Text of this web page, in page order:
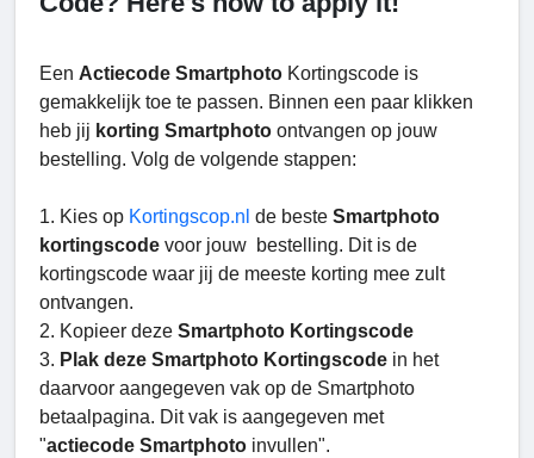
Een Actiecode Smartphoto Kortingscode is
gemakkelijk toe te passen. Binnen een paar klikken
heb jij korting Smartphoto ontvangen op jouw
bestelling. Volg de volgende stappen:
1. Kies op Kortingscop.nl de beste Smartphoto
kortingscode voor jouw bestelling. Dit is de
kortingscode waar jij de meeste korting mee zult
ontvangen.
2. Kopieer deze Smartphoto Kortingscode
3. Plak deze Smartphoto Kortingscode in het
daarvoor aangegeven vak op de Smartphoto
betaalpagina. Dit vak is aangegeven met
"actiecode Smartphoto invullen".